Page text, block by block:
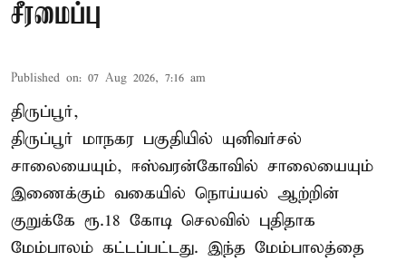
சீரமைப்பு
Published on: 07 Aug 2026, 7:16 am
திருப்பூர்,
திருப்பூர் மாநகர பகுதியில் யுனிவர்சல்
சாலையையும், ஈஸ்வரன்கோவில் சாலையையும்
இணைக்கும் வகையில் நொய்யல் ஆற்றின்
குறுக்கே ரூ.18 கோடி செலவில் புதிதாக
மேம்பாலம் கட்டப்பட்டது. இந்த மேம்பாலத்தை